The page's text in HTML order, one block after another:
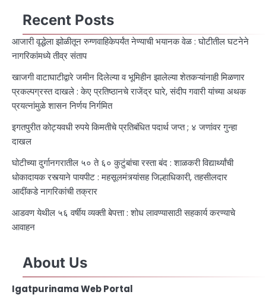
Recent Posts
आजारी वृद्धेला झोळीतून रुग्णवाहिकेपर्यंत नेण्याची भयानक वेळ : घोटीतील घटनेने
नागरिकांमध्ये तीव्र संताप
खाजगी वाटाघाटीद्वारे जमीन दिलेल्या व भूमिहीन झालेल्या शेतकऱ्यांनाही मिळणार
प्रकल्पग्रस्त दाखले : केए प्रतिष्ठानचे राजेंद्र घारे, संदीप गवारी यांच्या अथक
प्रयत्नांमुळे शासन निर्णय निर्गमित
इगतपुरीत कोट्यवधी रुपये किमतीचे प्रतिबंधित पदार्थ जप्त ; ४ जणांवर गुन्हा
दाखल
घोटीच्या दुर्गानगरातील ५० ते ६० कुटुंबांचा रस्ता बंद : शाळकरी विद्यार्थ्यांची
धोकादायक रस्त्याने पायपीट : महसूलमंत्र्यांसह जिल्हाधिकारी, तहसीलदार
आदींकडे नागरिकांची तक्रार
आडवण येथील ५६ वर्षीय व्यक्ती बेपत्ता : शोध लावण्यासाठी सहकार्य करण्याचे
आवाहन
About Us
Igatpurinama Web Portal